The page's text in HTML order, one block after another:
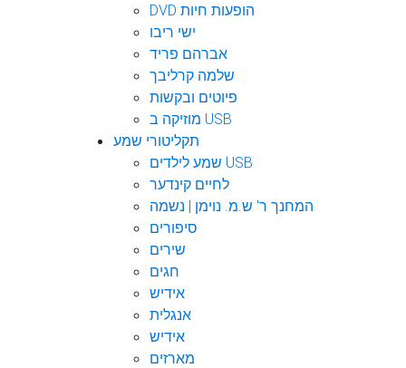
DVD הופעות חיות
ישי ריבו
אברהם פריד
שלמה קרליבך
פיוטים ובקשות
מוזיקה ב USB
תקליטורי שמע
שמע לילדים USB
לחיים קינדער
המחנך ר' ש.מ. נוימן | נשמה
סיפורים
שירים
חגים
אידיש
אנגלית
אידיש
מארזים